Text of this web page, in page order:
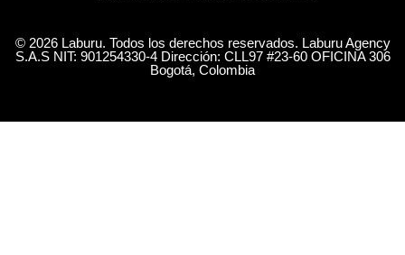
© 2026 Laburu. Todos los derechos reservados. Laburu Agency
S.A.S NIT: 901254330-4 Dirección: CLL97 #23-60 OFICINA 306
Bogotá, Colombia